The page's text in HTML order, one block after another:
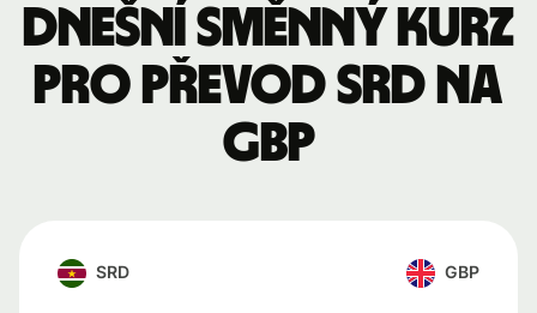
Dnešní směnný kurz
pro převod SRD na
GBP
SRD GBP